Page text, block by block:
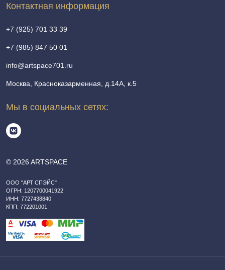
© 2026 ARTSPACE
ООО "АРТ СПЭЙС"
ОГРН: 1207700041922
ИНН: 7727438840
КПП: 772201001
Контактная информация
+7 (925) 701 33 39
+7 (985) 847 50 01
info@artspace701.ru
Москва, Красноказарменная, д.14А, к.5
Мы в социальных сетях: